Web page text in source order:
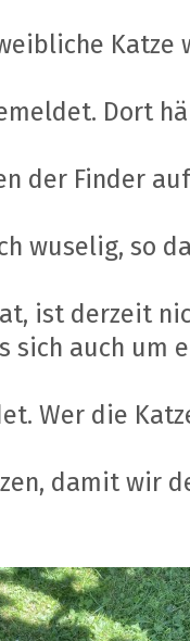
Katze
Dort
der Finder
wuselig, so
ist derzeit
sich auch um
Wer die
damit wir